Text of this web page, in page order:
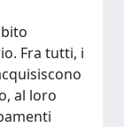
Fra tutti, i
al loro